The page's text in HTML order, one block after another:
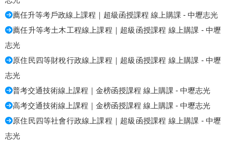
薦任升等考戶政線上課程｜超級函授課程 線上購課 - 中壢志光
薦任升等考土木工程線上課程｜超級函授課程 線上購課 - 中壢
志光
原住民四等財稅行政線上課程｜超級函授課程 線上購課 - 中壢
志光
普考交通技術線上課程｜金榜函授課程 線上購課 - 中壢志光
高考交通技術線上課程｜金榜函授課程 線上購課 - 中壢志光
原住民四等社會行政線上課程｜超級函授課程 線上購課 - 中壢
志光